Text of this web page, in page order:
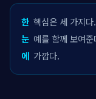
한
눈
에
핵심은 세 가지
예를 함께 보여
가깝다.